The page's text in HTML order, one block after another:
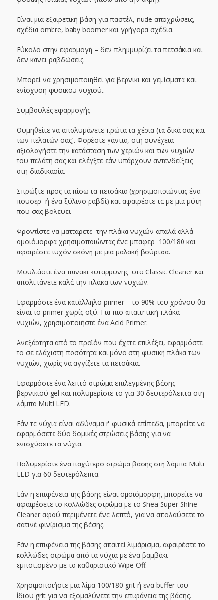
Είναι μια εξαιρετική βάση για παστέλ, nude αποχρώσεις,
σχέδια ombre, baby boomer και γρήγορα σχέδια.
Εύκολο στην εφαρμογή – δεν πλημμυρίζει τα πετσάκια και
δεν κάνει ραβδώσεις.
Μπορεί να χρησιμοποιηθεί για βερνίκι και γεμίσματα και
ενίσχυση φυσικου νυχιού..
Συμβουλές εφαρμογής
Θυμηθείτε να απολυμάνετε πρώτα τα χέρια (τα δικά σας και
των πελατών σας). Φορέστε γάντια, στη συνέχεια
αξιολογήστε την κατάσταση των χεριών και των νυχιών
του πελάτη σας και ελέγξτε εάν υπάρχουν αντενδείξεις
στη διαδικασία.
Σπρώξτε προς τα πίσω τα πετσάκια (χρησιμοποιώντας ένα
πουσερ ή ένα ξύλινο ραβδί) και αφαιρέστε τα με μια μύτη
που σας βολευει
Φροντίστε να ματταρετε την πλάκα νυχιών απαλά αλλά
ομοιόμορφα χρησιμοποιώντας ένα μπαφερ 100/180 και
αφαιρέστε τυχόν σκόνη με μια μαλακή βούρτσα.
Μουλιάστε ένα πανακι κυταρρυνης στο Classic Cleaner και
απολιπάνετε καλά την πλάκα των νυχιών.
Εφαρμόστε ένα κατάλληλο primer – το 90% του χρόνου θα
είναι το primer χωρίς οξύ. Για πιο απαιτητική πλάκα
νυχιών, χρησιμοποιήστε ένα Acid Primer.
Ανεξάρτητα από το προϊόν που έχετε επιλέξει, εφαρμόστε
το σε ελάχιστη ποσότητα και μόνο στη φυσική πλάκα των
νυχιών, χωρίς να αγγίζετε τα πετσάκια.
Εφαρμόστε ένα λεπτό στρώμα επιλεγμένης βάσης
βερνικιού gel και πολυμερίστε το για 30 δευτερόλεπτα στη
λάμπα Multi LED.
Εάν τα νύχια είναι αδύναμα ή φυσικά επίπεδα, μπορείτε να
εφαρμόσετε δύο δομικές στρώσεις βάσης για να
ενισχύσετε τα νύχια.
Πολυμερίστε ένα παχύτερο στρώμα βάσης στη λάμπα Multi
LED για 60 δευτερόλεπτα.
Εάν η επιφάνεια της βάσης είναι ομοιόμορφη, μπορείτε να
αφαιρέσετε το κολλώδες στρώμα με το Shea Super Shine
Cleaner αφού περιμένετε ένα λεπτό, για να απολαύσετε το
σατινέ φινίρισμα της βάσης.
Εάν η επιφάνεια της βάσης απαιτεί λιμάρισμα, αφαιρέστε το
κολλώδες στρώμα από τα νύχια με ένα βαμβάκι
εμποτισμένο με το καθαριστικό Wipe Off.
Χρησιμοποιήστε μια λίμα 100/180 grit ή ένα buffer του
ίδιου grit για να εξομαλύνετε την επιφάνεια της βάσης.